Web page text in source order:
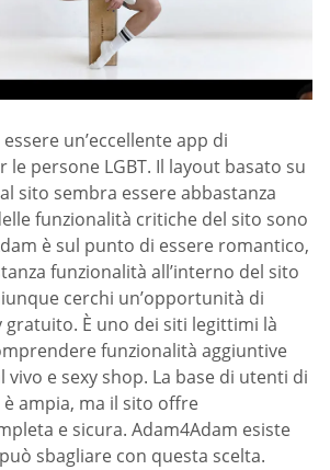
un’eccellente app di
persone LGBT. Il layout basato su
sito sembra essere abbastanza
funzionalità critiche del sito sono
è sul punto di essere romantico,
funzionalità all’interno del sito
cerchi un’opportunità di
gratuito. È uno dei siti legittimi là
funzionalità aggiuntive
vivo e sexy shop. La base di utenti di
ampia, ma il sito offre
e sicura. Adam4Adam esiste
sbagliare con questa scelta.